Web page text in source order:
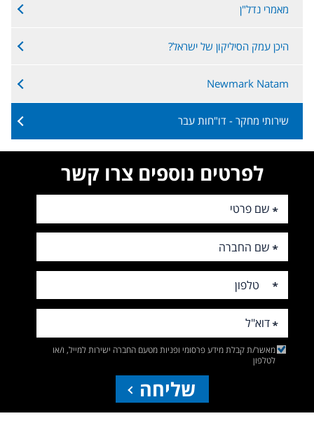
מאמרי נדל"ן
היכן עמק הסיליקון של ישראל?
Newmark Natam
שירותי מחקר - דו"חות עבר
לפרטים נוספים צרו קשר
מאשר/ת קבלת מידע פרסומי ופניות מטעם החברה ישירות למייל, ו/או
לטלפון
שליחה